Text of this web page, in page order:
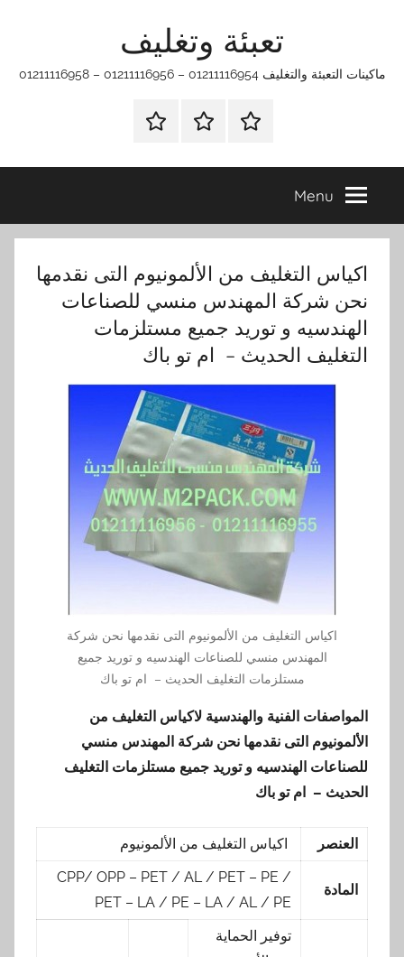
تعبئة وتغليف
ماكينات التعبئة والتغليف 01211116954 – 01211116956 – 01211116958
الرئيسيةماكينات
وتغليف
اتـصـل
في
التي
Menu
اكياس التغليف من الألمونيوم التى نقدمها
نحن شركة المهندس منسي للصناعات
الهندسيه و توريد جميع مستلزمات
التغليف الحديث – ام تو باك
اكياس التغليف من الألمونيوم التى نقدمها نحن شركة
المهندس منسي للصناعات الهندسيه و توريد جميع
مستلزمات التغليف الحديث – ام تو باك
المواصفات الفنية والهندسية لاكياس التغليف من
الألمونيوم التى نقدمها نحن شركة المهندس منسي
للصناعات الهندسيه و توريد جميع مستلزمات التغليف
الحديث – ام تو باك
العنصر اكياس التغليف من الألمونيوم
المادة
CPP/ OPP – PET / AL / PET – PE /
PET – LA / PE – LA / AL / PE
توفير الحماية